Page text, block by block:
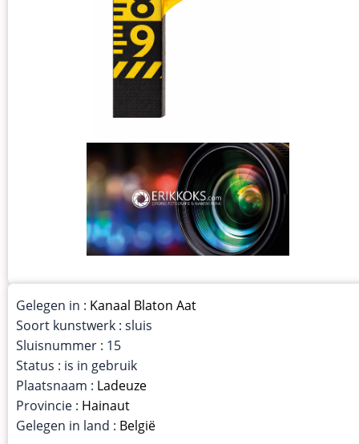
Gelegen in : Kanaal Blaton Aat
Soort kunstwerk : sluis
Sluisnummer : 15
Status : is in gebruik
Plaatsnaam : Ladeuze
Provincie : Hainaut
Gelegen in land : België